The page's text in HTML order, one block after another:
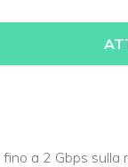
fino a 2 Gbps sulla